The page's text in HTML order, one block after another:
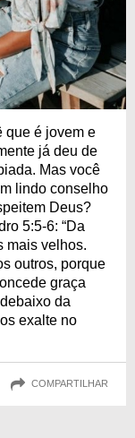
que é jovem e
já deu de
Mas você
lindo conselho
Deus?
5:5-6: “Da
mais velhos.
outros, porque
graça
da
exalte no
COMPARTILHAR